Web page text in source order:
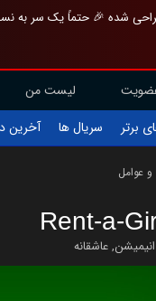
شده 🎉 حتماً یک سر
لیست من
برتر سریال ها آخرین
و عوامل
Rent-a-
انیمیشن,عاشقانه